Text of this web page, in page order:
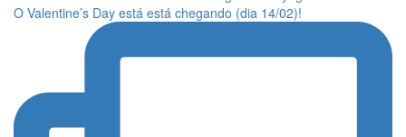
O Valentine’s Day está está chegando (dia 14/02)!